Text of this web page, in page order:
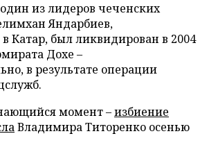
из лидеров чеченских
Яндарбиев,
Катар, был ликвидирован в 2004
Дохе –
в результате операции
момент –избиение
Владимира Титоренко осенью